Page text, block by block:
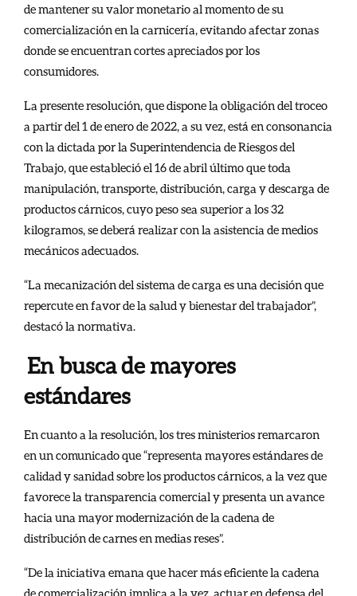
de mantener su valor monetario al momento de su
comercialización en la carnicería, evitando afectar zonas
donde se encuentran cortes apreciados por los
consumidores.
La presente resolución, que dispone la obligación del troceo
a partir del 1 de enero de 2022, a su vez, está en consonancia
con la dictada por la Superintendencia de Riesgos del
Trabajo, que estableció el 16 de abril último que toda
manipulación, transporte, distribución, carga y descarga de
productos cárnicos, cuyo peso sea superior a los 32
kilogramos, se deberá realizar con la asistencia de medios
mecánicos adecuados.
“La mecanización del sistema de carga es una decisión que
repercute en favor de la salud y bienestar del trabajador”,
destacó la normativa.
En busca de mayores
estándares
En cuanto a la resolución, los tres ministerios remarcaron
en un comunicado que “representa mayores estándares de
calidad y sanidad sobre los productos cárnicos, a la vez que
favorece la transparencia comercial y presenta un avance
hacia una mayor modernización de la cadena de
distribución de carnes en medias reses”.
“De la iniciativa emana que hacer más eficiente la cadena
de comercialización implica a la vez, actuar en defensa del